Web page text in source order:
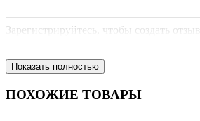
Зарегистрируйтесь, чтобы создать отзыв.
Показать полностью
ПОХОЖИЕ ТОВАРЫ